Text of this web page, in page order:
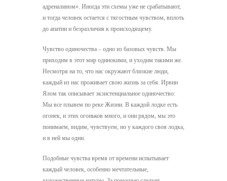
адреналином». Иногда эти схемы уже не срабатывают,
и тогда человек остается с тягостным чувством, вплоть
до апатии и безразличия к происходящему.
Чувство одиночества – одно из базовых чувств. Мы
приходим в этот мир одинокими, и уходим такими же.
Несмотря на то, что нас окружают близкие люди,
каждый из нас проживает свою жизнь за себя. Ирвин
Ялом так описывает экзистенциальное одиночество:
Мы все плывем по реке Жизни. В каждой лодке есть
огонек, и этих огоньков много, и они рядом, мы это
понимаем, видим, чувствуем, но у каждого своя лодка,
и в ней мы одни.
Подобные чувства время от времени испытывает
каждый человек, особенно мечтательные,